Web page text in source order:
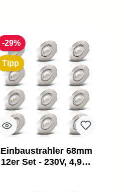
-29%
Tipp
Einbaustrahler 68mm
12er Set - 230V, 4,9W,